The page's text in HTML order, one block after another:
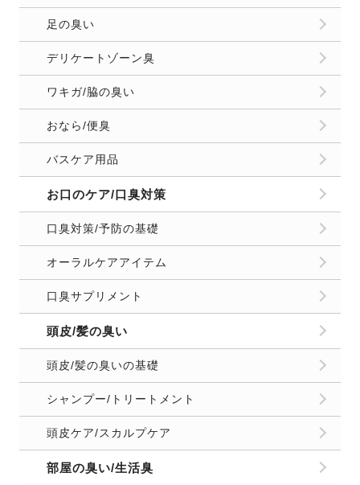
足の臭い
デリケートゾーン臭
ワキガ/脇の臭い
おなら/便臭
バスケア用品
お口のケア/口臭対策
口臭対策/予防の基礎
オーラルケアアイテム
口臭サプリメント
頭皮/髪の臭い
頭皮/髪の臭いの基礎
シャンプー/トリートメント
頭皮ケア/スカルプケア
部屋の臭い/生活臭